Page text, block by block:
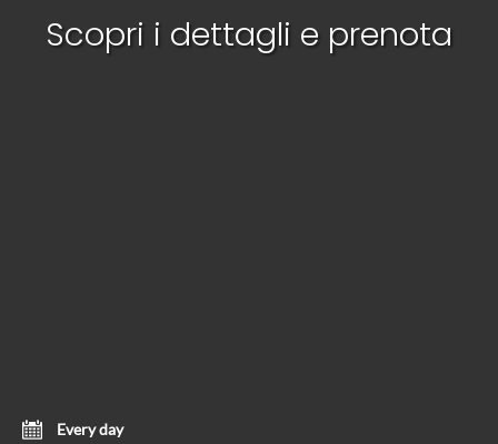
Scopri i dettagli e prenota
Every day